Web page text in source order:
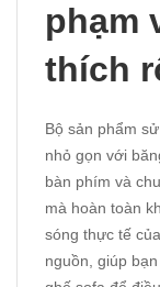
phạm
thích
Bộ sản phẩm
nhỏ gọn với
bàn phím và
mà hoàn toàn
sóng thực tế
nguồn, giúp